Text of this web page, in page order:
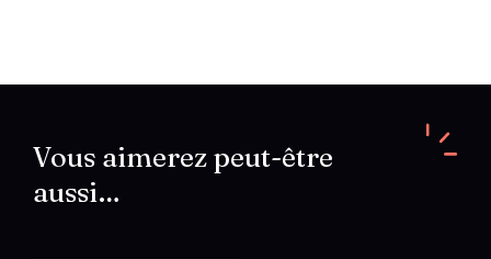
rouge
Vous aimerez peut-être
aussi…